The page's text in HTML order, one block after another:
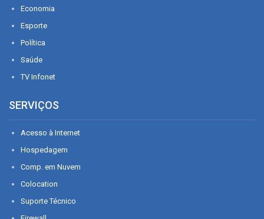
Economia
Esporte
Política
Saúde
TV Infonet
SERVIÇOS
Acesso à Internet
Hospedagem
Comp. em Nuvem
Colocation
Suporte Técnico